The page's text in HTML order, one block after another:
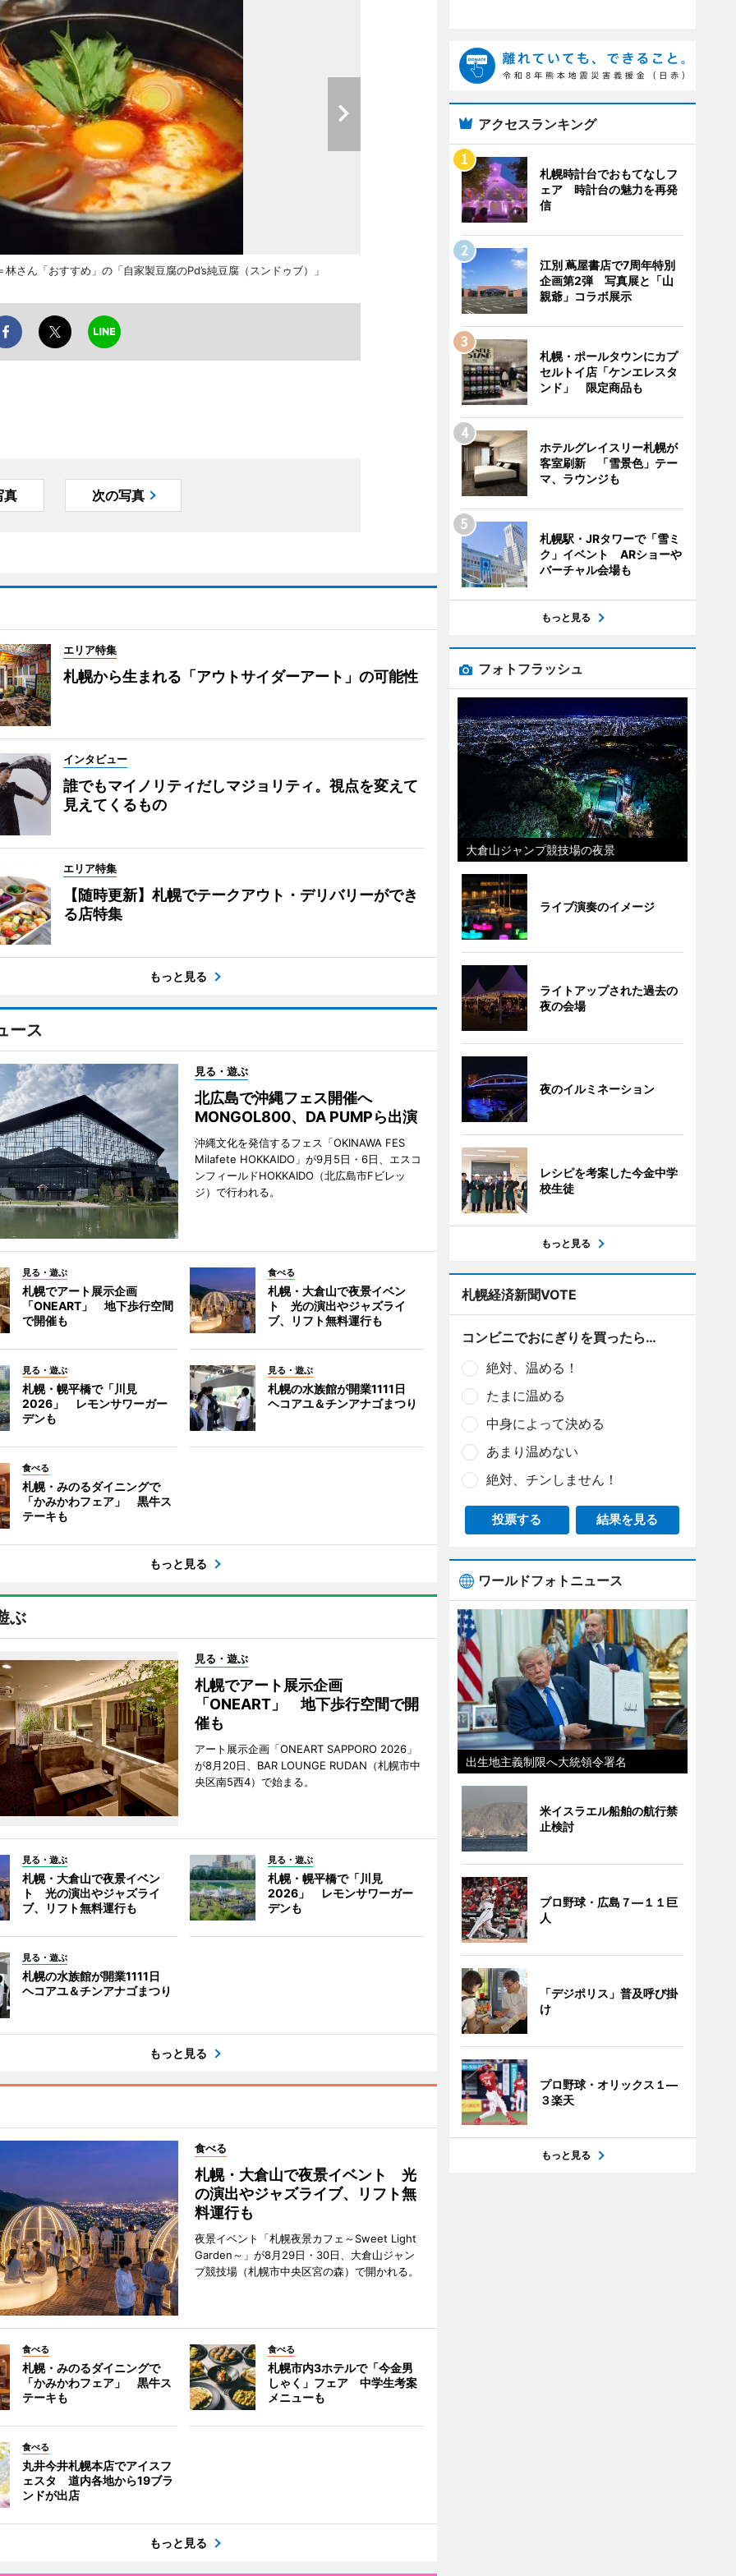
林さん「おすすめ」の「自家製豆腐のPd’s純豆腐（スンドゥブ）」
真 次の写真
エリア特集
札幌から生まれる「アウトサイダーアート」の可能性
インタビュー
誰でもマイノリティだしマジョリティ。視点を変えて
見えてくるもの
エリア特集
【随時更新】札幌でテークアウト・デリバリーができ
る店特集
もっと見る
ース
見る・遊ぶ
北広島で沖縄フェス開催へ
MONGOL800、DA PUMPら出演
沖縄文化を発信するフェス「OKINAWA FES
Milafete HOKKAIDO」が9月5日・6日、エスコ
ンフィールドHOKKAIDO（北広島市Fビレッ
ジ）で行われる。
見る・遊ぶ
札幌でアート展示企画
「ONEART」 地下歩行空間
で開催も
食べる
札幌・大倉山で夜景イベン
ト 光の演出やジャズライ
ブ、リフト無料運行も
見る・遊ぶ
札幌・幌平橋で「川見
2026」 レモンサワーガー
デンも
見る・遊ぶ
札幌の水族館が開業1111日
ヘコアユ＆チンアナゴまつり
食べる
札幌・みのるダイニングで
「かみかわフェア」 黒牛ス
テーキも
もっと見る
ぶ
見る・遊ぶ
札幌でアート展示企画
「ONEART」 地下歩行空間で開
催も
アート展示企画「ONEART SAPPORO 2026」
が8月20日、BAR LOUNGE RUDAN（札幌市中
央区南5西4）で始まる。
見る・遊ぶ
札幌・大倉山で夜景イベン
ト 光の演出やジャズライ
ブ、リフト無料運行も
見る・遊ぶ
札幌・幌平橋で「川見
2026」 レモンサワーガー
デンも
見る・遊ぶ
札幌の水族館が開業1111日
ヘコアユ＆チンアナゴまつり
もっと見る
食べる
札幌・大倉山で夜景イベント 光
の演出やジャズライブ、リフト無
料運行も
夜景イベント「札幌夜景カフェ～Sweet Light
Garden～」が8月29日・30日、大倉山ジャン
プ競技場（札幌市中央区宮の森）で開かれる。
食べる
札幌・みのるダイニングで
「かみかわフェア」 黒牛ス
テーキも
食べる
札幌市内3ホテルで「今金男
しゃく」フェア 中学生考案
メニューも
食べる
丸井今井札幌本店でアイスフ
ェスタ 道内各地から19ブラ
ンドが出店
もっと見る
アクセスランキング
札幌時計台でおもてなしフ
ェア 時計台の魅力を再発
信
江別 蔦屋書店で7周年特別
企画第2弾 写真展と「山
親爺」コラボ展示
札幌・ポールタウンにカプ
セルトイ店「ケンエレスタ
ンド」 限定商品も
ホテルグレイスリー札幌が
客室刷新 「雪景色」テー
マ、ラウンジも
札幌駅・JRタワーで「雪ミ
ク」イベント ARショーや
バーチャル会場も
もっと見る
フォトフラッシュ
大倉山ジャンプ競技場の夜景
ライブ演奏のイメージ
ライトアップされた過去の
夜の会場
夜のイルミネーション
レシピを考案した今金中学
校生徒
もっと見る
札幌経済新聞VOTE
コンビニでおにぎりを買ったら…
絶対、温める！
たまに温める
中身によって決める
あまり温めない
絶対、チンしません！
投票する 結果を見る
ワールドフォトニュース
出生地主義制限へ大統領令署名
米イスラエル船舶の航行禁
止検討
プロ野球・広島７―１１巨
人
「デジポリス」普及呼び掛
け
プロ野球・オリックス１―
３楽天
もっと見る